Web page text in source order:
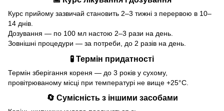
Курс прийому зазвичай становить 2–3 тижні з перервою в 10–
14 днів.
Дозування — по 100 мл настою 2–3 рази на день.
Зовнішні процедури — за потреби, до 2 разів на день.
🧪 Термін придатності
Термін зберігання кореня — до 3 років у сухому,
провітрюваному місці при температурі не вище +25°C.
🔄 Сумісність з іншими засобами